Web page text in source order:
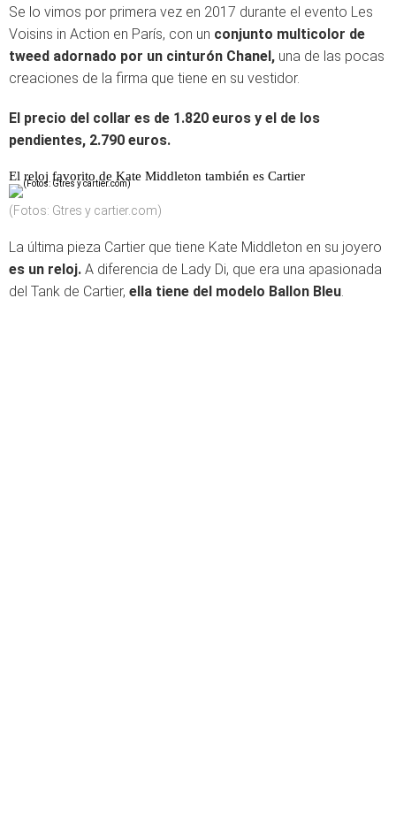
Se lo vimos por primera vez en 2017 durante el evento Les
Voisins in Action en París, con un conjunto multicolor de
tweed adornado por un cinturón Chanel, una de las pocas
creaciones de la firma que tiene en su vestidor.
El precio del collar es de 1.820 euros y el de los
pendientes, 2.790 euros.
El reloj favorito de Kate Middleton también es Cartier
(Fotos: Gtres y cartier.com)
La última pieza Cartier que tiene Kate Middleton en su joyero
es un reloj. A diferencia de Lady Di, que era una apasionada
del Tank de Cartier, ella tiene del modelo Ballon Bleu.